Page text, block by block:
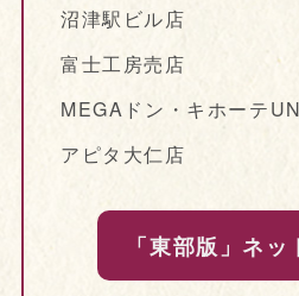
沼津駅ビル店
富士工房売店
MEGAドン・キホーテ
アピタ大仁店
「東部版」ネ